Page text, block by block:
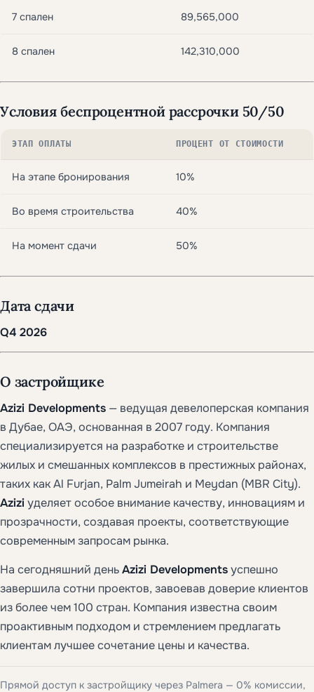
7 спален 89,565,000
8 спален 142,310,000
Условия беспроцентной рассрочки50/50
ЭТАП ОПЛАТЫ ПРОЦЕНТ ОТ СТОИМОСТИ
На этапе бронирования 10%
Во время строительства 40%
На момент сдачи 50%
Дата сдачи
Q4 2026
О застройщике
Azizi Developments — ведущая девелоперская компания
в Дубае, ОАЭ, основанная в 2007 году. Компания
специализируется на разработке и строительстве
жилых и смешанных комплексов в престижных районах,
таких как Al Furjan, Palm Jumeirah и Meydan (MBR City).
Aziziуделяет особое внимание качеству, инновациям и
прозрачности, создавая проекты, соответствующие
современным запросам рынка.
На сегодняшний деньAzizi Developmentsуспешно
завершила сотни проектов, завоевав доверие клиентов
из более чем 100 стран. Компания известна своим
проактивным подходом и стремлением предлагать
клиентам лучшее сочетание цены и качества.
Прямой доступ к застройщику через Palmera — 0% комиссии,